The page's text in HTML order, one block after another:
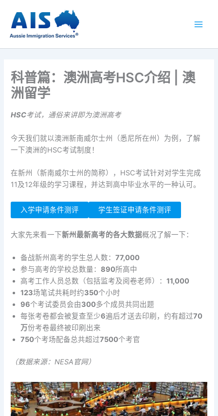
科普篇：澳洲高考HSC介绍 | 澳
洲留学
HSC考试，通俗来讲即为澳洲高考
今天我们就以澳洲新南威尔士州（悉尼所在州）为例，了解
一下澳洲的HSC考试制度！
在新州（新南威尔士州的简称），HSC考试针对对学生完成
11及12年级的学习课程，并达到高中毕业水平的一种认可。
入学申请条件测评 学生签证申请条件测评
大家先来看一下新州最新高考的各大数据概况了解一下：
备战新州高考的学生总人数：77,000
​参与高考的学校总数量：890所高中
高考工作人员总数（包括监考及阅卷老师）：11,000
123场笔试共耗时约350个小时
96个考试委员会由300多个成员共同出题
每张考卷都会被复查至少6遍后才送去印刷，约有超过70
万份考卷最终被印刷出来
750个考场配备总共超过7500个考官
（数据来源：NESA官网）